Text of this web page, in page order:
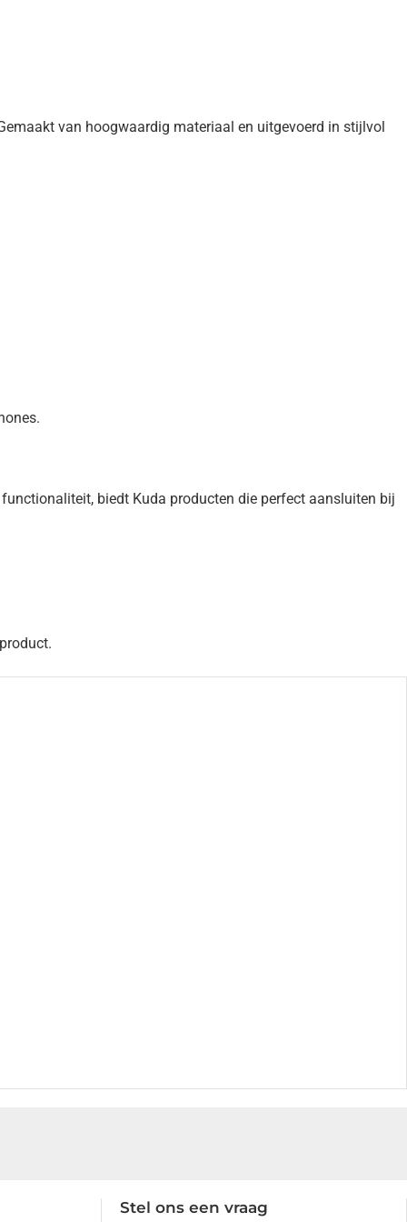
van hoogwaardig materiaal en uitgevoerd in stijlvol
biedt Kuda producten die perfect aansluiten bij
Stel ons een vraag